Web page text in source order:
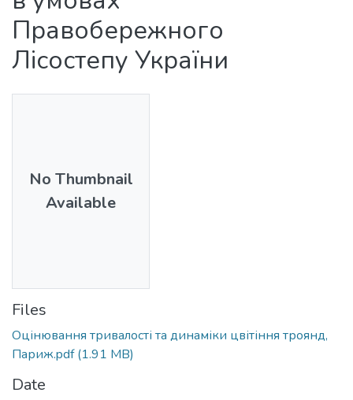
Правобережного
Лісостепу України
No Thumbnail
Available
Files
Оцінювання тривалості та динаміки цвітіння троянд,
Париж.pdf (1.91 MB)
Date